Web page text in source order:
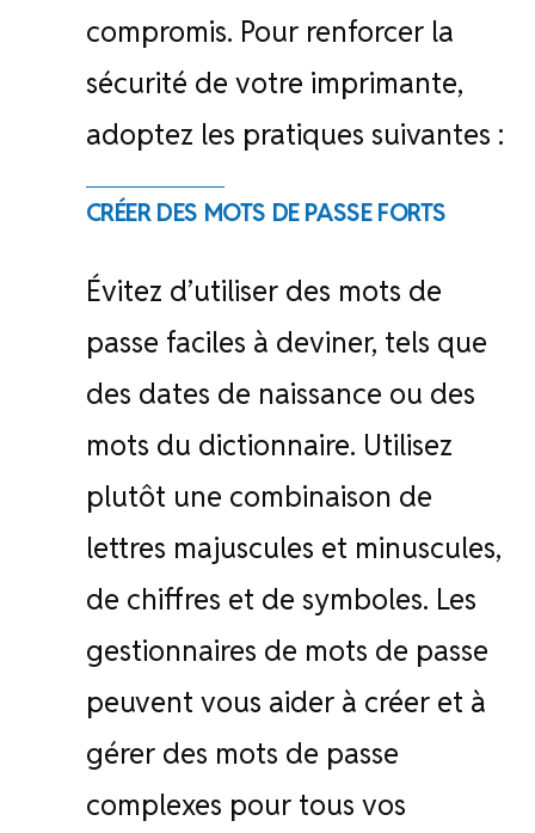
compromis. Pour renforcer la
sécurité de votre imprimante,
adoptez les pratiques suivantes :
CRÉER DES MOTS DE PASSE FORTS
Évitez d’utiliser des mots de
passe faciles à deviner, tels que
des dates de naissance ou des
mots du dictionnaire. Utilisez
plutôt une combinaison de
lettres majuscules et minuscules,
de chiffres et de symboles. Les
gestionnaires de mots de passe
peuvent vous aider à créer et à
gérer des mots de passe
complexes pour tous vos